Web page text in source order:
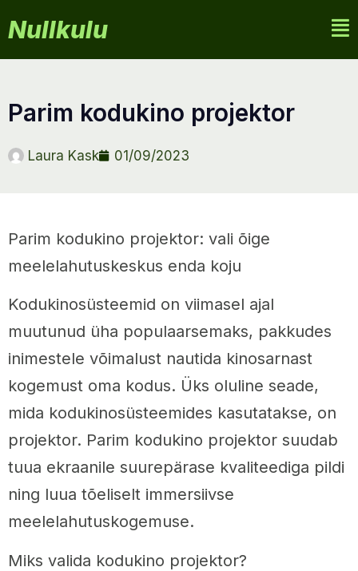
Nullkulu
parim kodukino projektor
Laura Kask 01/09/2023
Parim kodukino projektor: vali õige
meelelahutuskeskus enda koju
Kodukinosüsteemid on viimasel ajal
muutunud üha populaarsemaks, pakkudes
inimestele võimalust nautida kinosarnast
kogemust oma kodus. Üks oluline seade,
mida kodukinosüsteemides kasutatakse, on
projektor. Parim kodukino projektor suudab
tuua ekraanile suurepärase kvaliteediga pildi
ning luua tõeliselt immersiivse
meelelahutuskogemuse.
Miks valida kodukino projektor?